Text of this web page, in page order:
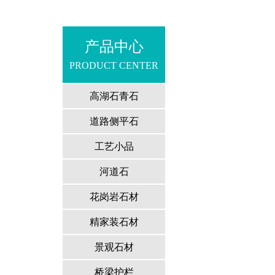
产品中心
PRODUCT CENTER
高湖石青石
道路侧平石
工艺小品
河道石
花岗岩石材
精家装石材
景观石材
桥梁护栏